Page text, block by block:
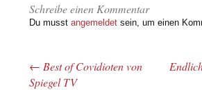
Schreibe einen Kommentar
Du musstangemeldet sein, um einen
Beitrags-Navigation
← Best of Covidioten von
Spiegel TV